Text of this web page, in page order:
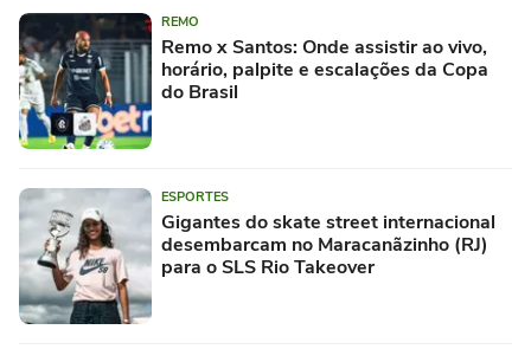
REMO
Remo x Santos: Onde assistir ao vivo,
horário, palpite e escalações da Copa
do Brasil
ESPORTES
Gigantes do skate street internacional
desembarcam no Maracanãzinho (RJ)
para o SLS Rio Takeover